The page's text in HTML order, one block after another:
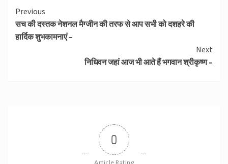
Continue
Reading
Previous
सच की दस्तक नेशनल मैग्जीन की तरफ से आप सभी को दशहरे की
हार्दिक शुभकामनाएं –
Next
निधिवन जहां आज भी आते हैं भगवान श्रीकृष्ण –
0
Article Rating